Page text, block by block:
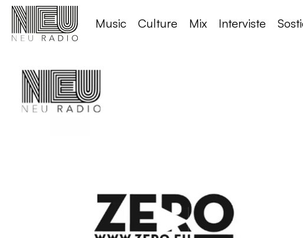
Music Culture Mix Interviste